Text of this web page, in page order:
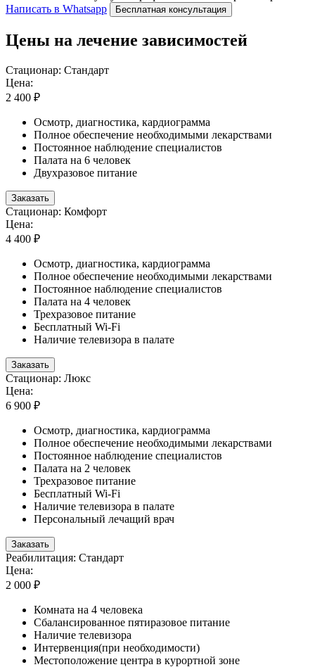
Написать в Whatsapp
Бесплатная консультация
Цены на лечение зависимостей
Стационар: Стандарт
Цена:
2 400 ₽
Осмотр, диагностика, кардиограмма
Полное обеспечение необходимыми лекарствами
Постоянное наблюдение специалистов
Палата на 6 человек
Двухразовое питание
Заказать
Стационар: Комфорт
Цена:
4 400 ₽
Осмотр, диагностика, кардиограмма
Полное обеспечение необходимыми лекарствами
Постоянное наблюдение специалистов
Палата на 4 человек
Трехразовое питание
Бесплатный Wi-Fi
Наличие телевизора в палате
Заказать
Стационар: Люкс
Цена:
6 900 ₽
Осмотр, диагностика, кардиограмма
Полное обеспечение необходимыми лекарствами
Постоянное наблюдение специалистов
Палата на 2 человек
Трехразовое питание
Бесплатный Wi-Fi
Наличие телевизора в палате
Персональный лечащий врач
Заказать
Реабилитация: Стандарт
Цена:
2 000 ₽
Комната на 4 человека
Сбалансированное пятиразовое питание
Наличие телевизора
Интервенция(при необходимости)
Местоположение центра в курортной зоне